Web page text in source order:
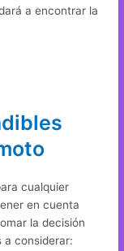
a encontrar la
cualquier
en cuenta
la decisión
a considerar: